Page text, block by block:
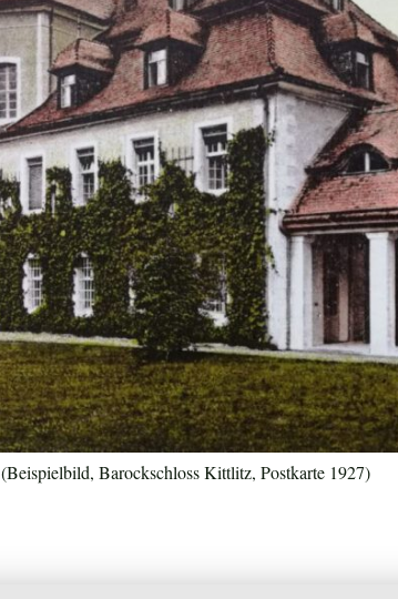
(Beispielbild, Barockschloss Kittlitz, Postkarte 1927)